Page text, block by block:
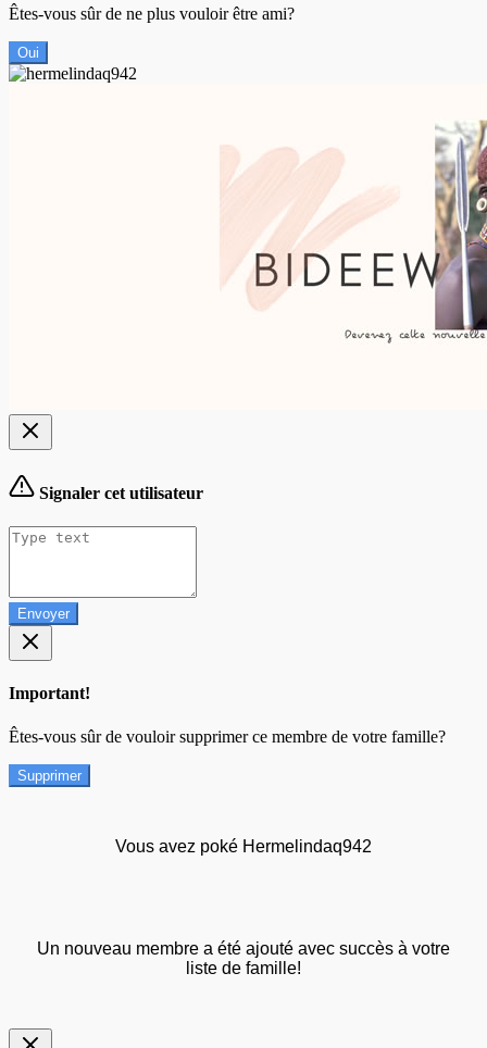
Êtes-vous sûr de ne plus vouloir être ami?
Oui
Signaler cet utilisateur
Envoyer
Important!
Êtes-vous sûr de vouloir supprimer ce membre de votre famille?
Supprimer
Vous avez poké Hermelindaq942
Un nouveau membre a été ajouté avec succès à votre
liste de famille!